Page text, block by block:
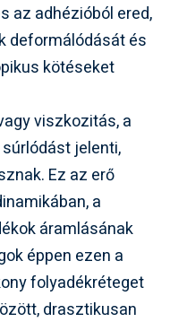
az adhézióból ered,
deformálódását és
kötéseket
viszkozitás, a
jelenti,
Ez az erő
a
áramlásának
éppen ezen a
folyadékréteget
drasztikusan